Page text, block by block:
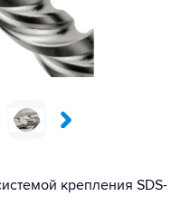
крепления SDS-